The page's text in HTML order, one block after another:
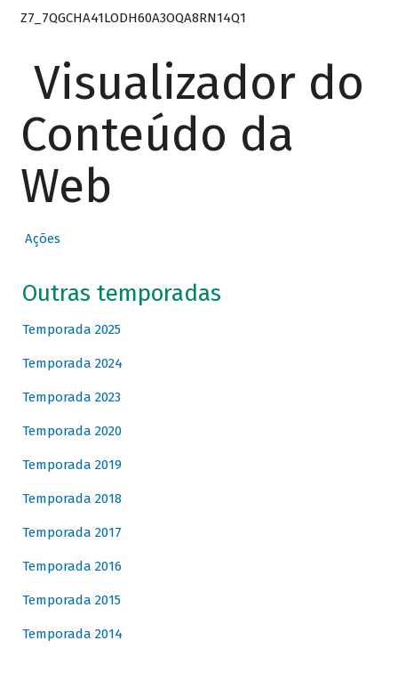
Z7_7QGCHA41LODH60A3OQA8RN14Q1
Visualizador do
Conteúdo da
Web
Ações
Outras temporadas
Temporada 2025
Temporada 2024
Temporada 2023
Temporada 2020
Temporada 2019
Temporada 2018
Temporada 2017
Temporada 2016
Temporada 2015
Temporada 2014